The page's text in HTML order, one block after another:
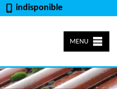
indisponible
MENU